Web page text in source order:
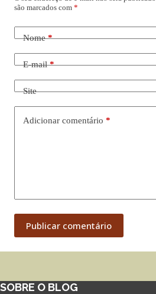
são marcados com *
Nome*
E-mail*
Site
Adicionar comentário *
Publicar comentário
SOBRE O BLOG